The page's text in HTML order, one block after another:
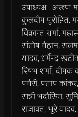
उपाध्यक्ष- अरूण
कुलदीप पुरोहित,
विक्रान्त शर्मा,
संतोष चैहान,
यादव, धर्मेन्द्र
रिषभ शर्मा,
पचैरी, प्रताप
सन्नी भदौरिया,
राजावत, भूरे